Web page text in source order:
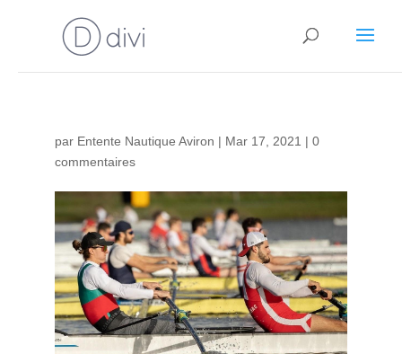
par Entente Nautique Aviron | Mar 17, 2021 | 0
commentaires